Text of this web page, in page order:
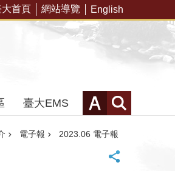
大首頁 網站導覽 English
臺大EMS
電子報 2023.06 電子報